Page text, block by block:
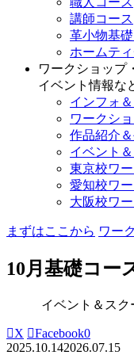
講師コース
革小物基
ホームテ
ワークショップ・
イベント情報な
インフォ
ワークシ
作品紹介
イベント
東京校ワ
愛知校ワ
大阪校ワ
まずはここから ワー
10月基礎コー
イベント＆スク
X Facebook0
2025.10.142026.07.15